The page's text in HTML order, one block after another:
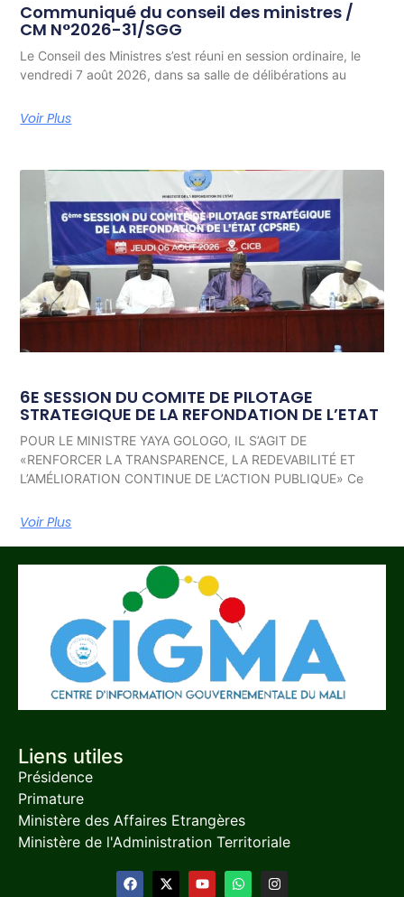
Communiqué du conseil des ministres /
CM N°2026-31/SGG
Le Conseil des Ministres s’est réuni en session ordinaire, le
vendredi 7 août 2026, dans sa salle de délibérations au
Voir Plus
6E SESSION DU COMITE DE PILOTAGE
STRATEGIQUE DE LA REFONDATION DE L’ETAT
POUR LE MINISTRE YAYA GOLOGO, IL S’AGIT DE
«RENFORCER LA TRANSPARENCE, LA REDEVABILITÉ ET
L’AMÉLIORATION CONTINUE DE L’ACTION PUBLIQUE» Ce
Voir Plus
Liens utiles
Présidence
Primature
Ministère des Affaires Etrangères
Ministère de l'Administration Territoriale